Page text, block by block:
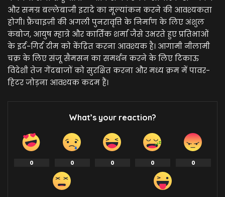
और समग्र बल्लेबाजी इरादे का मूल्यांकन करने की आवश्यकता
होगी। फ्रैंचाइज़ी की अगली पुनरावृत्ति के निर्माण के लिए अंशुल
कंबोज, आयुष म्हात्रे और कार्तिक शर्मा जैसे उभरते हुए प्रतिभाओं
के इर्द-गिर्द टीम को केंद्रित करना आवश्यक है। आगामी नीलामी
चक्र के लिए संजू सैमसन का समर्थन करने के लिए टिकाऊ
विदेशी तेज गेंदबाजों को सुरक्षित करना और मध्य क्रम में पावर-
हिटर जोड़ना आवश्यक कदम हैं।
What’s your reaction?
0 0 0 0 0